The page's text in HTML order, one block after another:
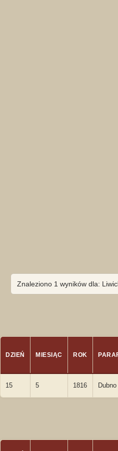
Znaleziono 1 wyników dla:
DZIEŃ MIESIĄC ROK
15 5 1816 Dubno